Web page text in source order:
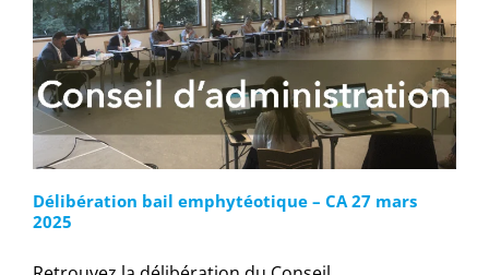
Délibération bail emphytéotique – CA 27 mars
2025